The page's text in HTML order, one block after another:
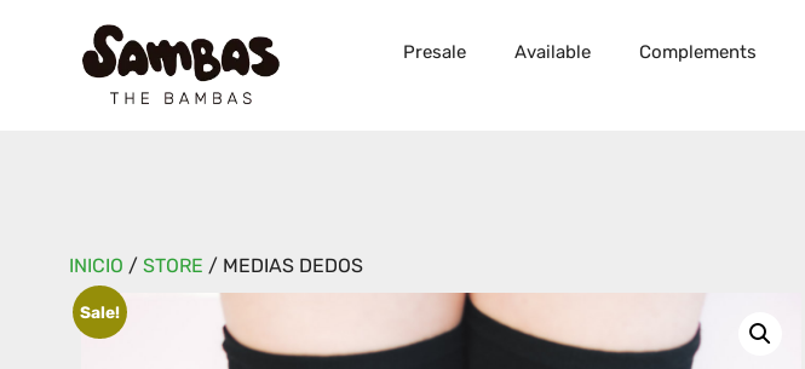
Presale Available Complements
INICIO / STORE / MEDIAS DEDOS
Sale!